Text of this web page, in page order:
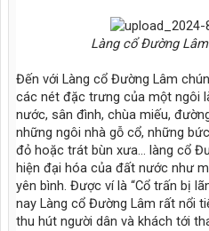
Làng cổ Đường
Đến với Làng cổ Đường Lâm
các nét đặc trưng của một ngôi
nước, sân đình, chùa miếu,
những ngôi nhà gỗ cổ, những
đỏ hoặc trát bùn xưa… làng cổ
hiện đại hóa của đất nước như
yên bình. Được ví là “Cổ trấn bị
nay Làng cổ Đường Lâm rất nổi
thu hút người dân và khách tới